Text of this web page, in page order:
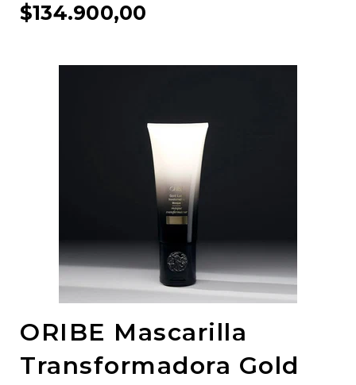
$134.900,00
ORIBE Mascarilla
Transformadora Gold